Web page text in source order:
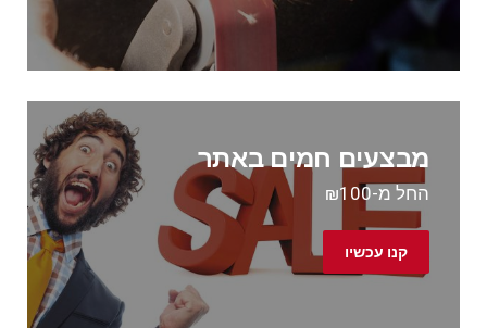
מבצעים חמים באתר
החל מ-₪100
קנו עכשיו